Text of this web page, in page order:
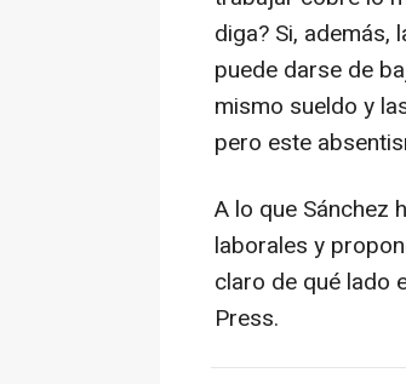
diga? Si, además,
puede darse de
mismo sueldo y
pero este
A lo que Sánchez
laborales y
claro de qué lado
Press.